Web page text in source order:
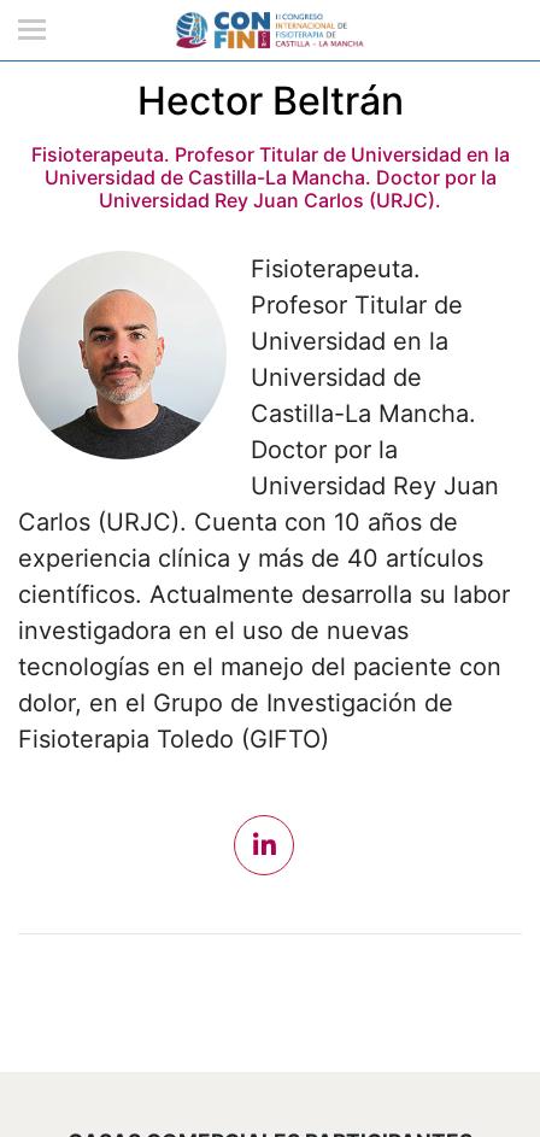
Hector Beltrán
Fisioterapeuta. Profesor Titular de Universidad en la
Universidad de Castilla-La Mancha. Doctor por la
Universidad Rey Juan Carlos (URJC).
Fisioterapeuta.
Profesor Titular de
Universidad en la
Universidad de
Castilla-La Mancha.
Doctor por la
Universidad Rey Juan
Carlos (URJC). Cuenta con 10 años de
experiencia clínica y más de 40 artículos
científicos. Actualmente desarrolla su labor
investigadora en el uso de nuevas
tecnologías en el manejo del paciente con
dolor, en el Grupo de Investigación de
Fisioterapia Toledo (GIFTO)